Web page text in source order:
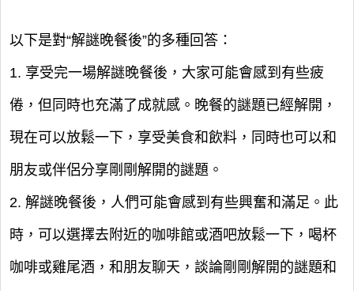
以下是對“解謎晚餐後”的多種回答：
1. 享受完一場解謎晚餐後，大家可能會感到有些疲
倦，但同時也充滿了成就感。晚餐的謎題已經解開，
現在可以放鬆一下，享受美食和飲料，同時也可以和
朋友或伴侶分享剛剛解開的謎題。
2. 解謎晚餐後，人們可能會感到有些興奮和滿足。此
時，可以選擇去附近的咖啡館或酒吧放鬆一下，喝杯
咖啡或雞尾酒，和朋友聊天，談論剛剛解開的謎題和